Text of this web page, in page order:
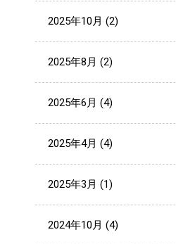
2025年10月 (2)
2025年8月 (2)
2025年6月 (4)
2025年4月 (4)
2025年3月 (1)
2024年10月 (4)